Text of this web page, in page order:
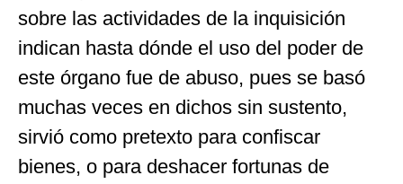
sobre las actividades de la inquisición
indican hasta dónde el uso del poder de
este órgano fue de abuso, pues se basó
muchas veces en dichos sin sustento,
sirvió como pretexto para confiscar
bienes, o para deshacer fortunas de